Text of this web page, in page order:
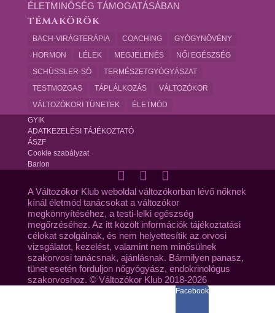
ÉLETMINŐSÉG TÁMOGATÁSÁBAN
TÉMAKÖRÖK
BACH-VIRÁGTERÁPIA COACHING
GYÓGYNÖVÉNY
HORMON
LÉLEK MEGJELENÉS
NŐI EGÉSZSÉG
SCHÜSSLER-SÓ
TERMÉSZETGYÓGYÁSZAT
TESTMOZGAS
TÁPLÁLKOZÁS
VÁLTOZÓKOR
VÁLTOZÓKORI TÜNETEK
ÉLETMÓD
GYIK
ADATKEZELÉSI TÁJÉKOZTATÓ
ÁSZF
Cookie szabályzat
Barion
A Változókor Klub weboldal változókorban lévő nőknek
kínál életmód tanácsokat a változókor
megkönnyítéséhez, a testi-lelki egészség
megőrzéséhez. Az itt közölt információk tájékoztatási
célokat szolgálnak, és nem helyettesítik az orvosi
vizsgálatot, kezelést, valamint nem minősülnek
szakorvosi tanácsnak, ajánlásnak. Bármilyen panasz,
tünet esetén forduljon nőgyógyász, endokrinológus
szakorvoshoz. © Változókor Klub 2018-2026
Facebook